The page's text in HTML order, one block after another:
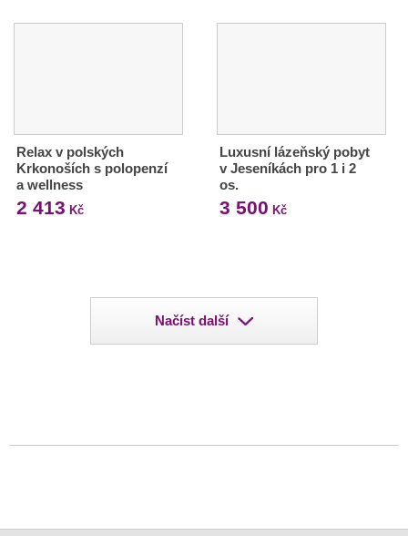
Relax v polských
Krkonoších s polopenzí
a wellness
2 413 Kč
Luxusní lázeňský pobyt
v Jeseníkách pro 1 i 2
os.
3 500 Kč
Načíst další